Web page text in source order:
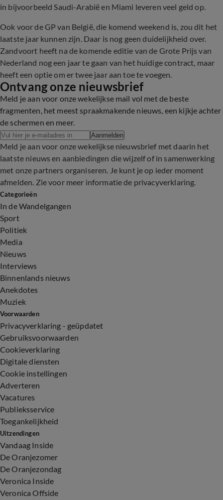
in bijvoorbeeld Saudi-Arabië en Miami leveren veel geld op.
Ook voor de GP van België, die komend weekend is, zou dit het
laatste jaar kunnen zijn. Daar is nog geen duidelijkheid over.
Zandvoort heeft na de komende editie van de Grote Prijs van
Nederland nog een jaar te gaan van het huidige contract, maar
heeft een optie om er twee jaar aan toe te voegen.
Ontvang onze nieuwsbrief
Meld je aan voor onze wekelijkse mail vol met de beste
fragmenten, het meest spraakmakende nieuws, een kijkje achter
de schermen en meer.
Aanmelden
Meld je aan voor onze wekelijkse nieuwsbrief met daarin het
laatste nieuws en aanbiedingen die wijzelf of in samenwerking
met onze partners organiseren. Je kunt je op ieder moment
afmelden. Zie voor meer informatie de privacyverklaring.
Categorieën
In de Wandelgangen
Sport
Politiek
Media
Nieuws
Interviews
Binnenlands nieuws
Anekdotes
Muziek
Voorwaarden
Privacyverklaring - geüpdatet
Gebruiksvoorwaarden
Cookieverklaring
Digitale diensten
Cookie instellingen
Adverteren
Vacatures
Publieksservice
Toegankelijkheid
Uitzendingen
Vandaag Inside
De Oranjezomer
De Oranjezondag
Veronica Inside
Veronica Offside